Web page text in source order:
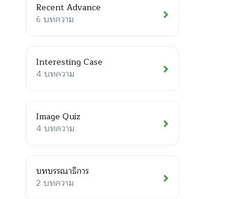
Recent Advance
6 บทความ
Interesting Case
4 บทความ
Image Quiz
4 บทความ
บทบรรณาธิการ
2 บทความ